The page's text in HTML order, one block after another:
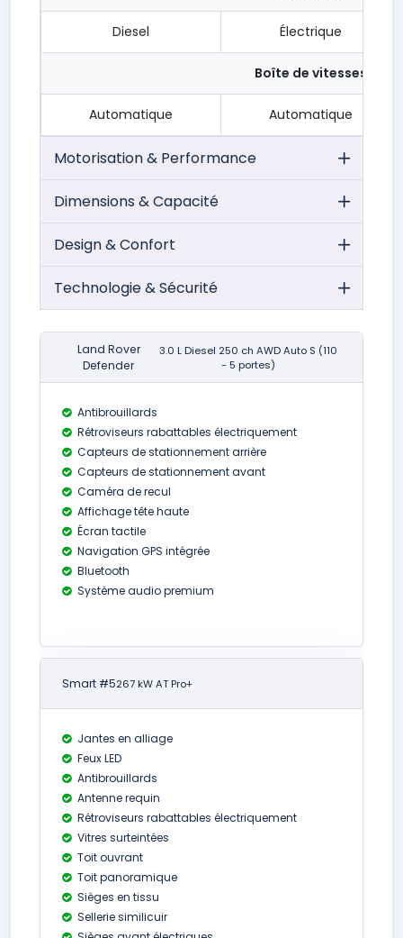
Diesel Électrique
Boîte de vitesses
Automatique Automatique
Motorisation & Performance
Dimensions & Capacité
Design & Confort
Technologie & Sécurité
Land Rover
Defender
3.0 L Diesel 250 ch AWD Auto S (110
- 5 portes)
Antibrouillards
Rétroviseurs rabattables électriquement
Capteurs de stationnement arrière
Capteurs de stationnement avant
Caméra de recul
Affichage tête haute
Écran tactile
Navigation GPS intégrée
Bluetooth
Système audio premium
Smart #5267 kW AT Pro+
Jantes en alliage
Feux LED
Antibrouillards
Antenne requin
Rétroviseurs rabattables électriquement
Vitres surteintées
Toit ouvrant
Toit panoramique
Sièges en tissu
Sellerie similicuir